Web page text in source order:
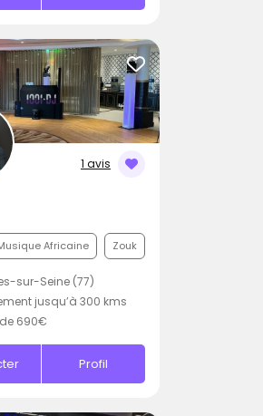
1 avis
Africaine Zouk
sur-Seine (77)
jusqu’à 300 kms
690€
Profil